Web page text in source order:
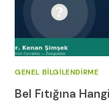
GENEL BILGILENDIRME
Bel Fıtığına